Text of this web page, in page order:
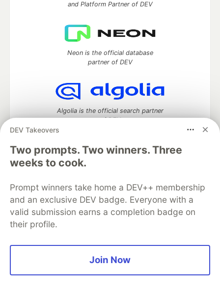
DEV Takeovers
Two prompts. Two winners. Three
weeks to cook.
Prompt winners take home a DEV++ membership
and an exclusive DEV badge. Everyone with a
valid submission earns a completion badge on
their profile.
Join Now
and Platform Partner of DEV
Neon is the official database
partner of DEV
Algolia is the official search partner
of DEV
DEV Community— A space to discuss and keep up software
Home
DEV Challenges DEV++
Videos
DEV Education Tracks
DEV Help
Advertise on DEV
Organization Accounts
DEV Showcase About
Free Postgres Database
DEV Shop
MLH
Code of Conduct
and other inclusive communities.
Ruby on Rails. DEV Community